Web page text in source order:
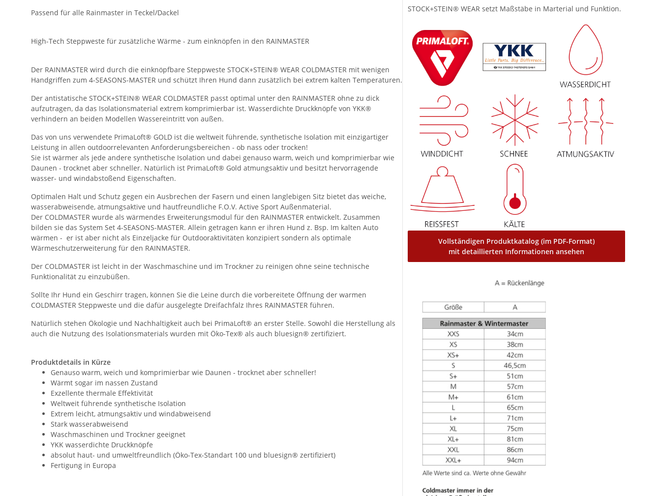
STOCK+STEIN® WEAR setzt Maßstäbe in Marterial und Funktion.
Vollständigen Produktkatalog (im PDF-Format)
mit detaillierten Informationen ansehen
Passend für alle Rainmaster in Teckel/Dackel
High-Tech Steppweste für zusätzliche Wärme - zum einknöpfen in den RAINMASTER
Der RAINMASTER wird durch die einknöpfbare Steppweste STOCK+STEIN® WEAR COLDMASTER mit wenigen
Handgriffen zum 4-SEASONS-MASTER und schützt Ihren Hund dann zusätzlich bei extrem kalten Temperaturen.
Der antistatische STOCK+STEIN® WEAR COLDMASTER passt optimal unter den RAINMASTER ohne zu dick
aufzutragen, da das Isolationsmaterial extrem komprimierbar ist. Wasserdichte Druckknöpfe von YKK®
verhindern an beiden Modellen Wassereintritt von außen.
Das von uns verwendete PrimaLoft® GOLD ist die weltweit führende, synthetische Isolation mit einzigartiger
Leistung in allen outdoorrelevanten Anforderungsbereichen - ob nass oder trocken!
Sie ist wärmer als jede andere synthetische Isolation und dabei genauso warm, weich und komprimierbar wie
Daunen - trocknet aber schneller. Natürlich ist PrimaLoft® Gold atmungsaktiv und besitzt hervorragende
wasser- und windabstoßend Eigenschaften.
Optimalen Halt und Schutz gegen ein Ausbrechen der Fasern und einen langlebigen Sitz bietet das weiche,
wasserabweisende, atmungsaktive und hautfreundliche F.O.V. Active Sport Außenmaterial.
Der COLDMASTER wurde als wärmendes Erweiterungsmodul für den RAINMASTER entwickelt. Zusammen
bilden sie das System Set 4-SEASONS-MASTER. Allein getragen kann er ihren Hund z. Bsp. Im kalten Auto
wärmen - er ist aber nicht als Einzeljacke für Outdooraktivitäten konzipiert sondern als optimale
Wärmeschutzerweiterung für den RAINMASTER.
Der COLDMASTER ist leicht in der Waschmaschine und im Trockner zu reinigen ohne seine technische
Funktionalität zu einzubüßen.
Sollte Ihr Hund ein Geschirr tragen, können Sie die Leine durch die vorbereitete Öffnung der warmen
COLDMASTER Steppweste und die dafür ausgelegte Dreifachfalz Ihres RAINMASTER führen.
Natürlich stehen Ökologie und Nachhaltigkeit auch bei PrimaLoft® an erster Stelle. Sowohl die Herstellung als
auch die Nutzung des Isolationsmaterials wurden mit Öko-Tex® als auch bluesign® zertifiziert.
Produktdetails in Kürze
Genauso warm, weich und komprimierbar wie Daunen - trocknet aber schneller!
Wärmt sogar im nassen Zustand
Exzellente thermale Effektivität
Weltweit führende synthetische Isolation
Extrem leicht, atmungsaktiv und windabweisend
Stark wasserabweisend
Waschmaschinen und Trockner geeignet
YKK wasserdichte Druckknöpfe
absolut haut- und umweltfreundlich (Öko-Tex-Standart 100 und bluesign® zertifiziert)
Fertigung in Europa